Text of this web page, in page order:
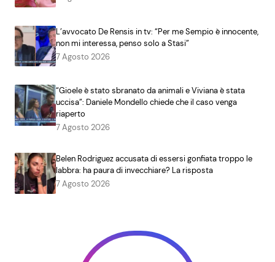
L’avvocato De Rensis in tv: “Per me Sempio è innocente,
non mi interessa, penso solo a Stasi”
7 Agosto 2026
“Gioele è stato sbranato da animali e Viviana è stata
uccisa”: Daniele Mondello chiede che il caso venga
riaperto
7 Agosto 2026
Belen Rodriguez accusata di essersi gonfiata troppo le
labbra: ha paura di invecchiare? La risposta
7 Agosto 2026